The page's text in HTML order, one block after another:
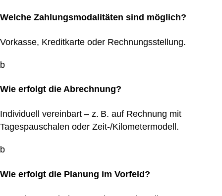
Welche Zahlungsmodalitäten sind möglich?
Vorkasse, Kreditkarte oder Rechnungsstellung.
b
Wie erfolgt die Abrechnung?
Individuell vereinbart – z. B. auf Rechnung mit
Tagespauschalen oder Zeit-/Kilometermodell.
b
Wie erfolgt die Planung im Vorfeld?